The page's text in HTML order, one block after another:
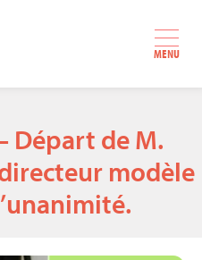
MENU
Départ de M.
modèle